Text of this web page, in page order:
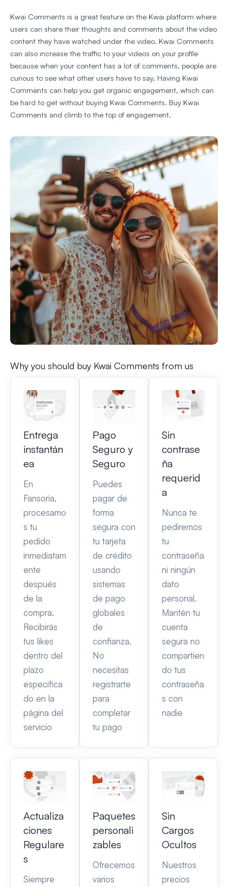
Kwai Comments is a great feature on the Kwai platform where
users can share their thoughts and comments about the video
content they have watched under the video. Kwai Comments
can also increase the traffic to your videos on your profile
because when your content has a lot of comments, people are
curious to see what other users have to say. Having Kwai
Comments can help you get organic engagement, which can
be hard to get without buying Kwai Comments. Buy Kwai
Comments and climb to the top of engagement.
Why you should buy Kwai Comments from us
Entrega
instantán
ea
En
Fansoria,
procesamo
s tu
pedido
inmediatam
ente
después
de la
compra.
Recibirás
tus likes
dentro del
plazo
especifica
do en la
página del
servicio
Pago
Seguro y
Seguro
Puedes
pagar de
forma
segura con
tu tarjeta
de crédito
usando
sistemas
de pago
globales
de
confianza.
No
necesitas
registrarte
para
completar
tu pago
Sin
contrase
ña
requerid
a
Nunca te
pediremos
tu
contraseña
ni ningún
dato
personal.
Mantén tu
cuenta
segura no
compartien
do tus
contraseña
s con
nadie
Actualiza
ciones
Regulare
s
Siempre
Paquetes
personali
zables
Ofrecemos
varios
Sin
Cargos
Ocultos
Nuestros
precios